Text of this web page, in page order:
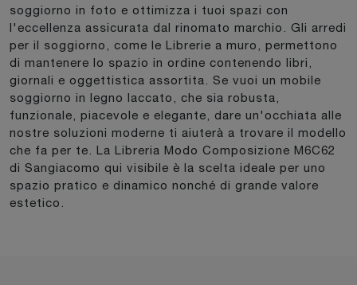
soggiorno in foto e ottimizza i tuoi spazi con
l'eccellenza assicurata dal rinomato marchio. Gli arredi
per il soggiorno, come le Librerie a muro, permettono
di mantenere lo spazio in ordine contenendo libri,
giornali e oggettistica assortita. Se vuoi un mobile
soggiorno in legno laccato, che sia robusta,
funzionale, piacevole e elegante, dare un'occhiata alle
nostre soluzioni moderne ti aiuterà a trovare il modello
che fa per te. La Libreria Modo Composizione M6C62
di Sangiacomo qui visibile è la scelta ideale per uno
spazio pratico e dinamico nonché di grande valore
estetico.